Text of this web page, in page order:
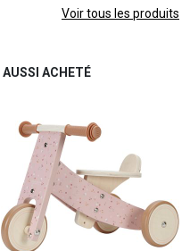
Voir tous les produits
ACHETÉ